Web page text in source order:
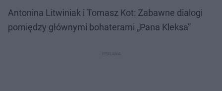
Antonina Litwiniak i Tomasz Kot: Zabawne dialogi
pomiędzy głównymi bohaterami „Pana Kleksa”